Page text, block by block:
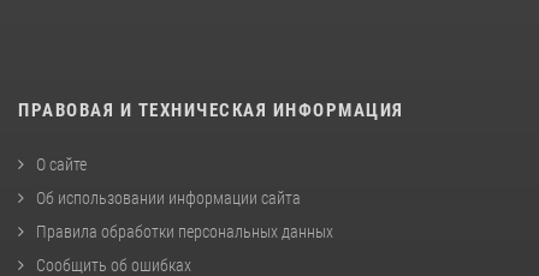
ПРАВОВАЯ И ТЕХНИЧЕСКАЯ ИНФОРМАЦИЯ
О сайте
Об использовании информации сайта
Правила обработки персональных данных
Сообщить об ошибках